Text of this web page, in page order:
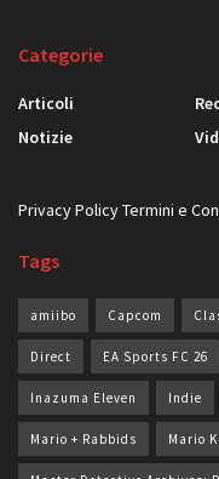
Categorie
Articoli
Notizie
Privacy PolicyTermini e
Tags
amiibo Capcom
Direct EA Sports FC 26
Inazuma Eleven Indie
Mario + Rabbids Mario